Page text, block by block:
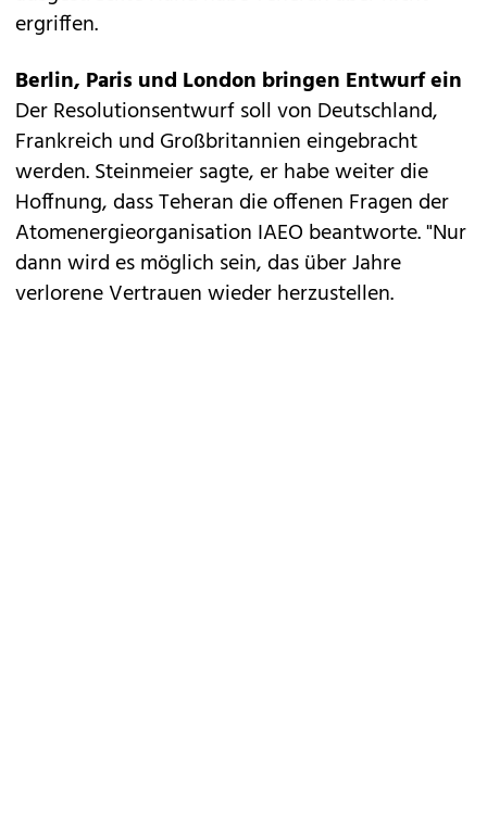
ergriffen.
Berlin, Paris und London bringen Entwurf ein
Der Resolutionsentwurf soll von Deutschland,
Frankreich und Großbritannien eingebracht
werden. Steinmeier sagte, er habe weiter die
Hoffnung, dass Teheran die offenen Fragen der
Atomenergieorganisation IAEO beantworte. "Nur
dann wird es möglich sein, das über Jahre
verlorene Vertrauen wieder herzustellen.